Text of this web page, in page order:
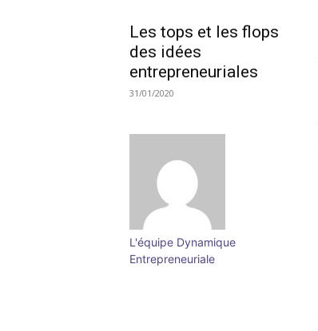
Les tops et les flops
des idées
entrepreneuriales
31/01/2020
L'équipe Dynamique
Entrepreneuriale